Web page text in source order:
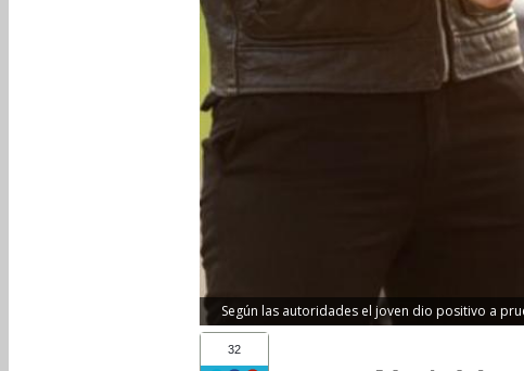
Según las autoridades el joven dio positivo a
32